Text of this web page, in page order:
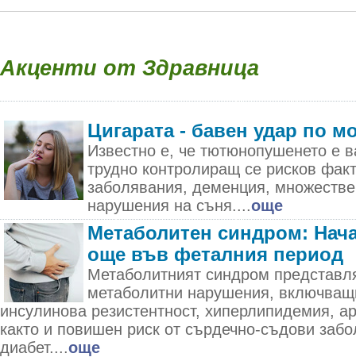
Акценти от Здравница
Цигарата - бавен удар по
Известно е, че тютюнопушенето е
трудно контролиращ се рисков
заболявания, деменция,
нарушения на съня....още
Метаболитен синдром:
още във феталния период
Метаболитният синдром
метаболитни нарушения,
инсулинова резистентност, хиперлипидемия,
както и повишен риск от сърдечно-съдови
диабет....още